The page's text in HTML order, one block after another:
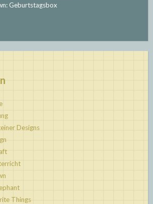
Geburtstagsbox
Designs
Things